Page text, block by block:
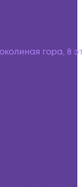
гора, 8